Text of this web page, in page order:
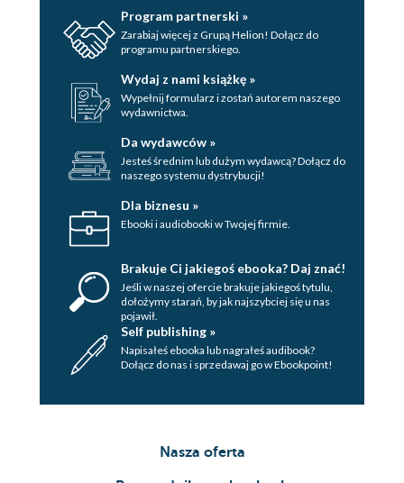
Program partnerski »
Zarabiaj więcej z Grupą Helion! Dołącz do
programu partnerskiego.
Wydaj z nami książkę »
Wypełnij formularz i zostań autorem naszego
wydawnictwa.
Da wydawców »
Jesteś średnim lub dużym wydawcą? Dołącz do
naszego systemu dystrybucji!
Dla biznesu »
Ebooki i audiobooki w Twojej firmie.
Brakuje Ci jakiegoś ebooka? Daj znać!
Jeśli w naszej ofercie brakuje jakiegoś tytulu,
dołożymy starań, by jak najszybciej się u nas
pojawił.
Self publishing »
Napisałeś ebooka lub nagrałeś audibook?
Dołącz do nas i sprzedawaj go w Ebookpoint!
Nasza oferta